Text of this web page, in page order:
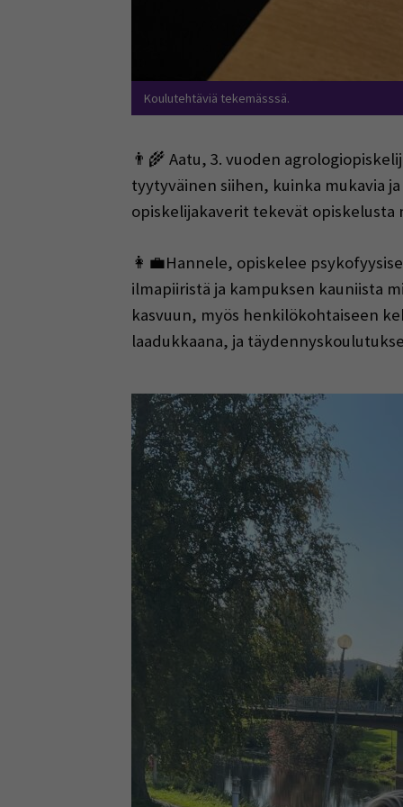
Koulutehtäviä tekemässsä.
👨‍🌾 Aatu, 3. vuoden
tyytyväinen siihen, kuinka mukavia
opiskelijakaverit tekevät opiskelusta
👩‍💼Hannele, opiskelee
ilmapiiristä ja kampuksen kauniista
kasvuun, myös henkilökohtaiseen
laadukkaana, ja